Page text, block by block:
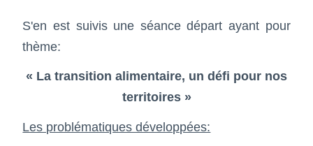
S'en est suivis une séance départ ayant pour
thème:
« La transition alimentaire, un défi pour nos
territoires »
Les problématiques développées: